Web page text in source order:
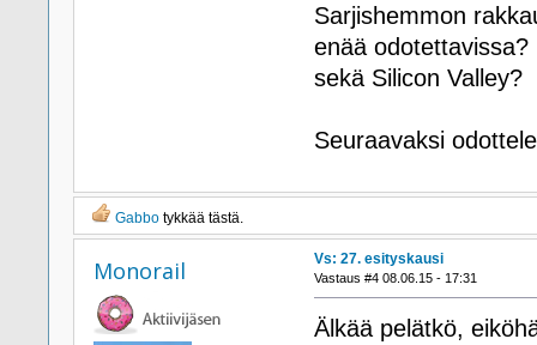
Sarjishemmon
enää odotettavissa?
sekä Silicon Valley?
Seuraavaksi
Gabbotykkää tästä.
Monorail Vs: 27. esityskausi
Vastaus #4 08.06.15 - 17:31
Älkää pelätkö,